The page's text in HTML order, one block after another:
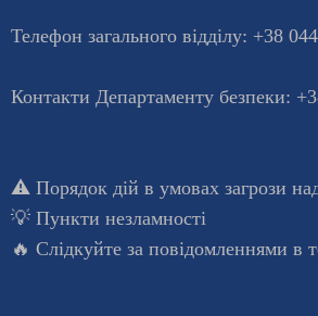
Телефон загального відділу: +38
Контакти Департаменту безпеки:
⚠️ Порядок дій в умовах загрози
💡 Пункти незламності
🔥 Слідкуйте за повідомленнями в